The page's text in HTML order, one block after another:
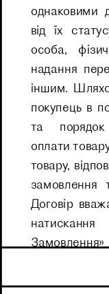
однаковими
від їх
особа,
надання
іншим.
покупець в
та
оплати
товару,
замовлення
Договір
замовлення
Покупцем